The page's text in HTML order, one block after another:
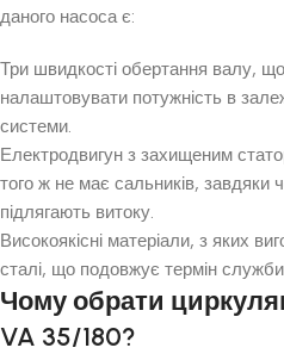
даного насоса є:
Три швидкості обертання валу,
налаштовувати потужність в
системи.
Електродвигун з захищеним
того ж не має сальників, завдяки
підлягають витоку.
Високоякісні матеріали, з яких
сталі, що подовжує термін служби
Чому обрати
VA 35/180?